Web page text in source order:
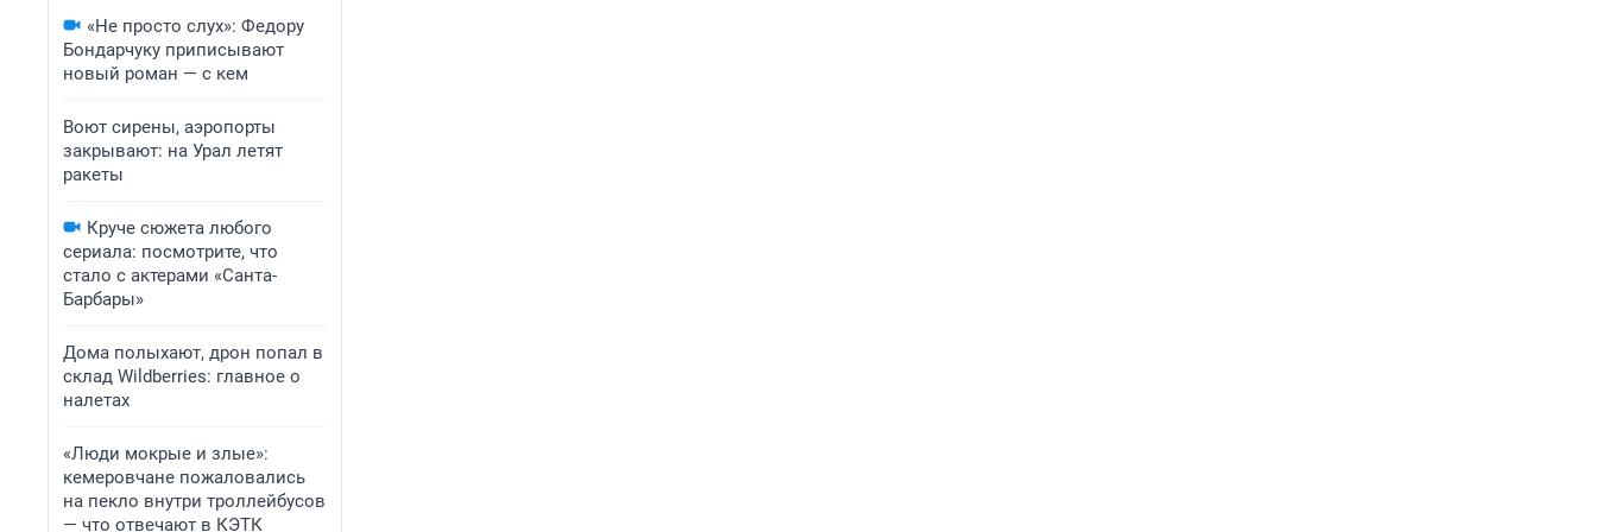
«Не просто слух»: Федору
Бондарчуку приписывают
новый роман — с кем
Воют сирены, аэропорты
закрывают: на Урал летят
ракеты
Круче сюжета любого
сериала: посмотрите, что
стало с актерами «Санта-
Барбары»
Дома полыхают, дрон попал в
склад Wildberries: главное о
налетах
«Люди мокрые и злые»:
кемеровчане пожаловались
на пекло внутри троллейбусов
— что отвечают в КЭТК